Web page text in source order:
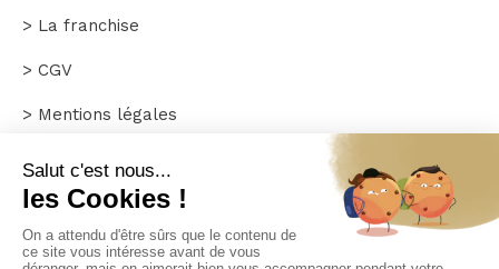
> La franchise
> CGV
> Mentions légales
> Plan du site